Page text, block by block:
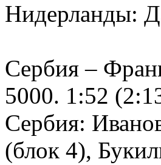
Нидерланды:
Сербия –
5000. 1:52
Сербия:
(блок 4),